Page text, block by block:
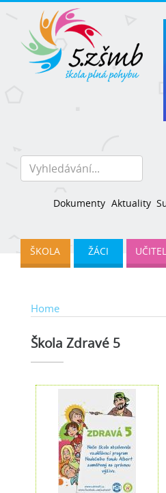
Dokumenty Aktuality
ŠKOLA ŽÁCI UČITEL
Home
Škola Zdravé 5